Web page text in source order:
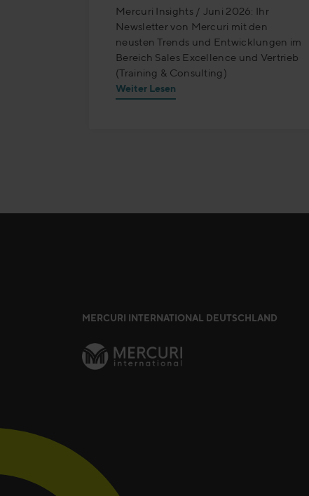
Mercuri Insights / Juni 2026: Ihr
Newsletter von Mercuri mit den
neusten Trends und Entwicklungen im
Bereich Sales Excellence und Vertrieb
(Training & Consulting)
Weiter Lesen
MERCURI INTERNATIONAL DEUTSCHLAND